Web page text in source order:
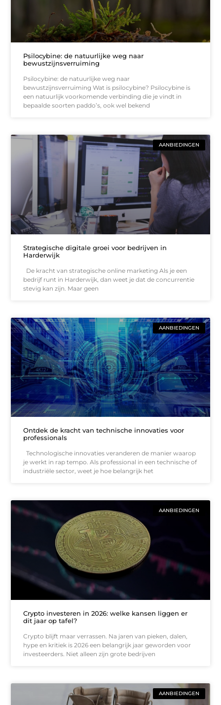
Psilocybine: de natuurlijke weg naar
bewustzijnsverruiming
Psilocybine: de natuurlijke weg naar
bewustzijnsverruiming Wat is psilocybine? Psilocybine is
een natuurlijk voorkomende verbinding die je vindt in
bepaalde soorten paddo’s, ook wel bekend
AANBIEDINGEN
Strategische digitale groei voor bedrijven in
Harderwijk
De kracht van strategische online marketing Als je een
bedrijf runt in Harderwijk, dan weet je dat de concurrentie
stevig kan zijn. Maar geen
AANBIEDINGEN
Ontdek de kracht van technische innovaties voor
professionals
Technologische innovaties veranderen de manier waarop
je werkt in rap tempo. Als professional in een technische of
industriële sector, weet je hoe belangrijk het
AANBIEDINGEN
Crypto investeren in 2026: welke kansen liggen er
dit jaar op tafel?
Crypto blijft maar verrassen. Na jaren van pieken, dalen,
hype en kritiek is 2026 een belangrijk jaar geworden voor
investeerders. Niet alleen zijn grote bedrijven
AANBIEDINGEN